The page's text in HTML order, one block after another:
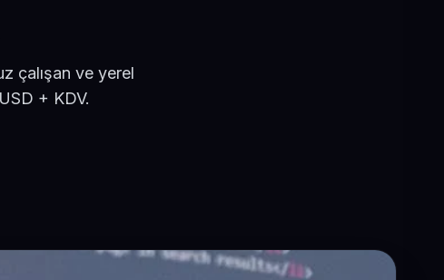
çalışan ve yerel
+ KDV.